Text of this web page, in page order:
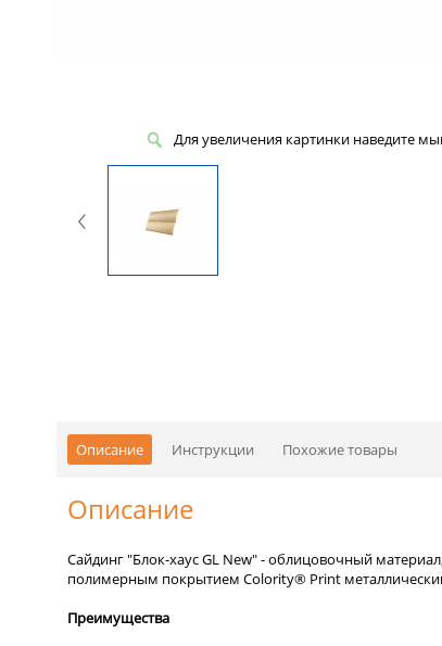
Для увеличения картинки наведите
Описание Инструкции Похожие товары
Описание
Сайдинг "Блок-хаус GL New" - облицовочный
полимерным покрытием Colority® Print
Преимущества